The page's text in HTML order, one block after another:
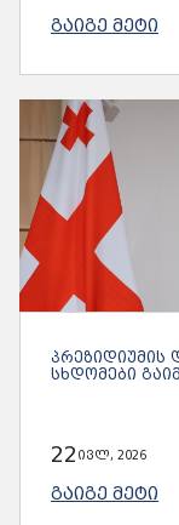
ᲒᲐᲘᲒᲔ ᲛᲔᲢᲘ
ᲞᲠᲔᲖᲘᲓᲘᲣᲛᲘᲡ
ᲡᲮᲓᲝᲛᲔᲑᲘ
22 ივლ, 2026
ᲒᲐᲘᲒᲔ ᲛᲔᲢᲘ